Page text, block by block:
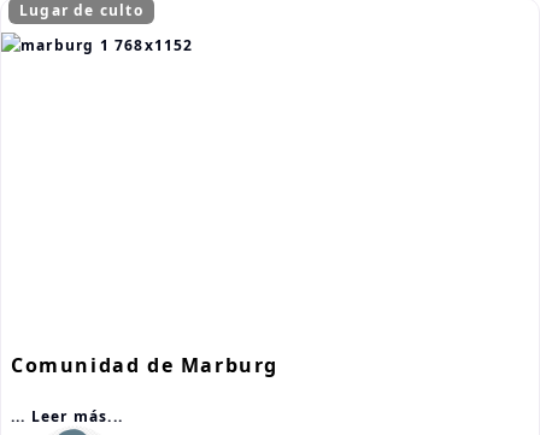
Lugar de culto
Comunidad de Marburg
... Leer más...